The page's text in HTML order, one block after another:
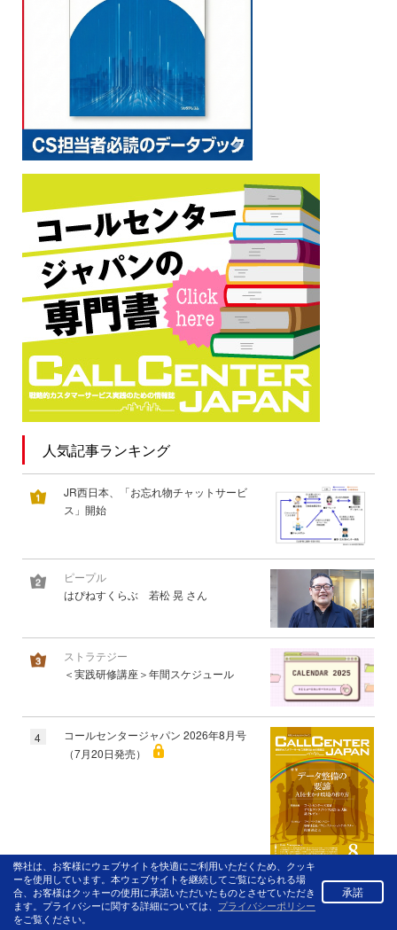
人気記事ランキング
JR西日本、「お忘れ物チャットサービ
ス」開始
ピープル
はぴねすくらぶ 若松 晃 さん
ストラテジー
＜実践研修講座＞年間スケジュール
4
コールセンタージャパン 2026年8月号
（7月20日発売）
5
IT
シエラ・テクノロジーズ・ジャパン 森
弊社は、お客様にウェブサイトを快適にご利用いただくため、クッキ
ーを使用しています。本ウェブサイトを継続してご覧になられる場
合、お客様はクッキーの使用に承諾いただいたものとさせていただき
ます。プライバシーに関する詳細については、 プライバシーポリシー
をご覧ください。
承諾